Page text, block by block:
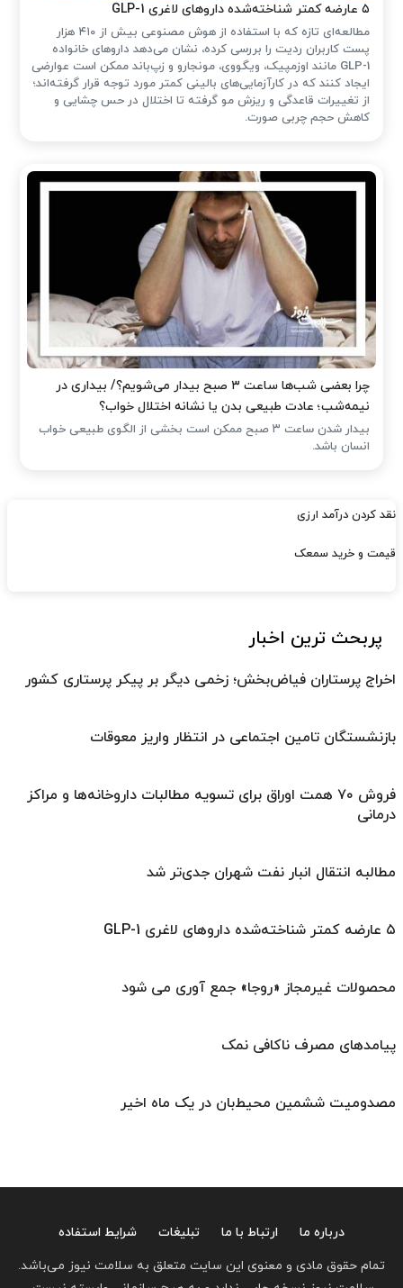
۵ عارضه کمتر شناخته‌شده داروهای لاغری GLP-1
مطالعه‌ای تازه که با استفاده از هوش مصنوعی بیش از ۴۱۰ هزار
پست کاربران ردیت را بررسی کرده، نشان می‌دهد داروهای خانواده
GLP-1 مانند اوزمپیک، ویگووی، مونجارو و زپ‌باند ممکن است عوارضی
ایجاد کنند که در کارآزمایی‌های بالینی کمتر مورد توجه قرار گرفته‌اند؛
از تغییرات قاعدگی و ریزش مو گرفته تا اختلال در حس چشایی و
کاهش حجم چربی صورت.
چرا بعضی شب‌ها ساعت ۳ صبح بیدار می‌شویم؟/ بیداری در
نیمه‌شب؛ عادت طبیعی بدن یا نشانه اختلال خواب؟
بیدار شدن ساعت ۳ صبح ممکن است بخشی از الگوی طبیعی خواب
انسان باشد.
نقد کردن درآمد ارزی
قیمت و خرید سمعک
پربحث ترین اخبار
اخراج پرستاران فیاض‌بخش؛ زخمی دیگر بر پیکر پرستاری کشور
بازنشستگان تامین اجتماعی در انتظار واریز معوقات
فروش ۷۰ همت اوراق برای تسویه مطالبات داروخانه‌ها و مراکز
درمانی
مطالبه انتقال انبار نفت شهران جدی‌تر شد
۵ عارضه کمتر شناخته‌شده داروهای لاغری GLP-1
محصولات غیرمجاز «روجا» جمع آوری می شود
پیامدهای مصرف ناکافی نمک
مصدومیت ششمین محیط‌بان در یک ماه اخیر
درباره ما ارتباط با ما تبلیغات
شرایط استفاده
تمام حقوق مادی و معنوی این سایت متعلق به سلامت نیوز می‌باشد.